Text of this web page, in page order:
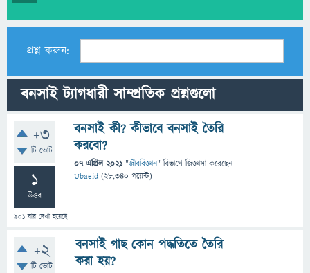
প্রশ্ন করুন:
বনসাই ট্যাগধারী সাম্প্রতিক প্রশ্নগুলো
+3
টি ভোট
1
উত্তর
901 বার দেখা হয়েছে
বনসাই কী? কীভাবে বনসাই তৈরি
করবো?
07 এপ্রিল 2021 "জীববিজ্ঞান" বিভাগে জিজ্ঞাসাকরেছেন
Ubaeid (28,340 পয়েন্ট)
+2
টি ভোট
বনসাই গাছ কোন পদ্ধতিতে তৈরি
করা হয়?